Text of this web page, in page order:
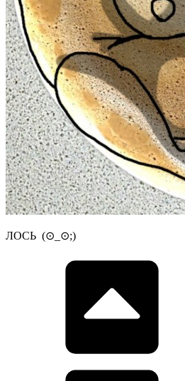
ЛОСЬ (⊙_⊙;)